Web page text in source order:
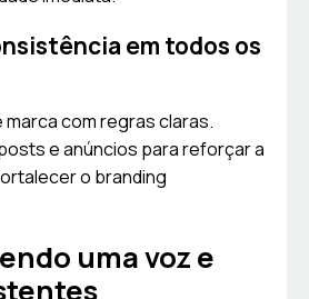
em todos os
marca com regras claras.
e anúncios para reforçar a
o branding
uma voz e